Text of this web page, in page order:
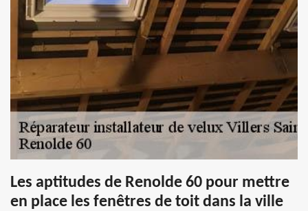
Les aptitudes de Renolde 60 pour mettre
en place les fenêtres de toit dans la ville